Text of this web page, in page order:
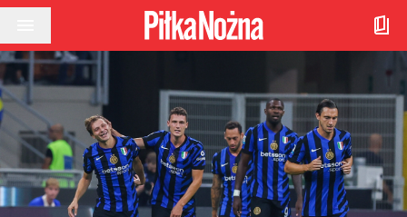
Przejdź do treści